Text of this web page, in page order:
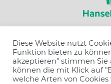
Wir sind
Diese Website nutzt
Funktion bieten zu
akzeptieren" stimmen Sie
können die mit Klick auf
welche Arten von